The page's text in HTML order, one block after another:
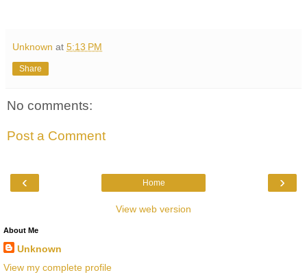
Unknown at 5:13 PM
Share
No comments:
Post a Comment
‹ ›
Home
View web version
About Me
Unknown
View my complete profile